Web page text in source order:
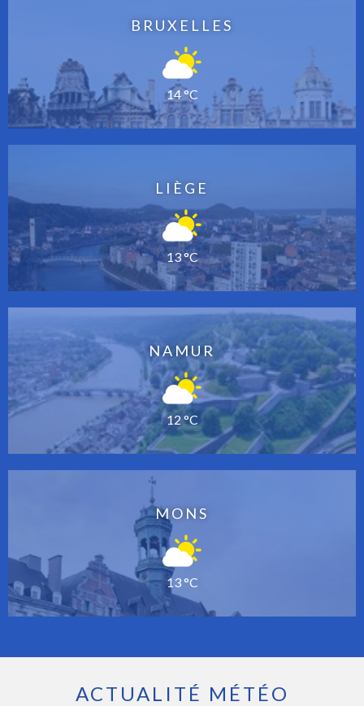
BRUXELLES
14 °C
LIÈGE
13 °C
NAMUR
12 °C
MONS
13 °C
ACTUALITÉ MÉTÉO